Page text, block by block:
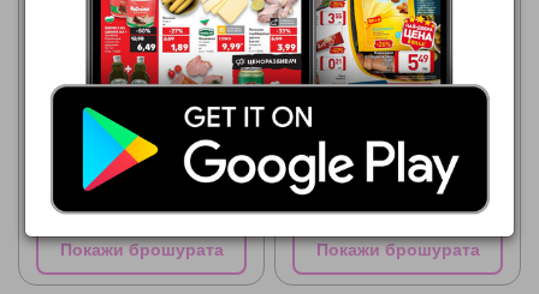
МЕТРО
01.07.2026 - 31.08.2026
NUCREMA Крем
Покажи брошурата
МЕТРО
01.07.2026 - 31.08.2026
2,29 €
FINE LIFE Какаов крем с
лешници
Покажи брошурата